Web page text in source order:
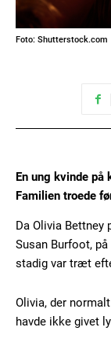
Foto: Shutterstock.com
En ung kvinde
Familien troede
Da Olivia Bettney
Susan Burfoot,
stadig var træt
Olivia, der
havde ikke givet